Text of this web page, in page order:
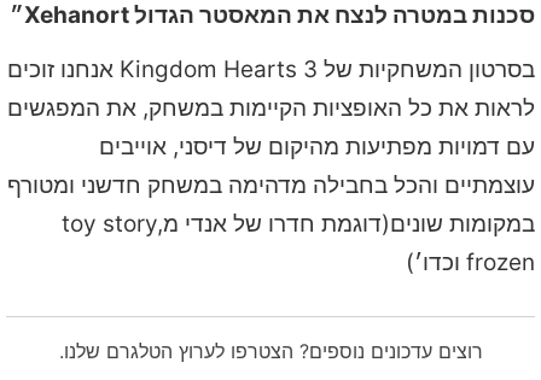
סכנות במטרה לנצח את המאסטר הגדול Xehanort״
בסרטון המשחקיות של Kingdom Hearts 3 אנחנו זוכים
לראות את כל האופציות הקיימות במשחק, את המפגשים
עם דמויות מפתיעות מהיקום של דיסני, אוייבים
עוצמתיים והכל בחבילה מדהימה במשחק חדשני ומטורף
במקומות שונים(דוגמת חדרו של אנדי מtoy story,
frozen וכדו׳)
רוצים עדכונים נוספים? הצטרפו לערוץ הטלגרם שלנו.